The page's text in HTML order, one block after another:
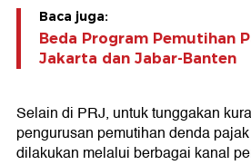
Baca juga:
Beda Program Pemutihan
Jakarta dan Jabar-Banten
Selain di PRJ, untuk tunggakan
pengurusan pemutihan denda
dilakukan melalui berbagai kanal